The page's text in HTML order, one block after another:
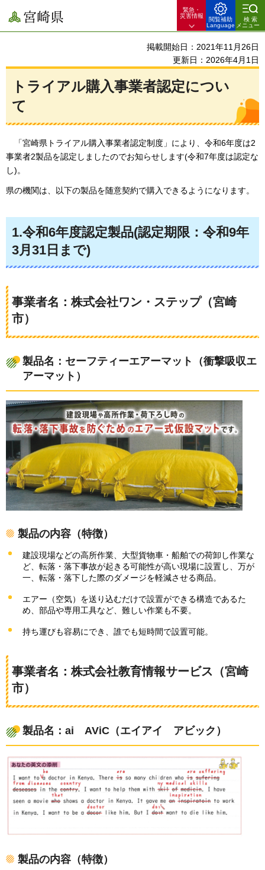
宮崎県
緊急・
災害情報
閲覧補助
Language
検索
メニュー
掲載開始日：2021年11月26日
更新日：2026年4月1日
トライアル購入事業者認定につい
て
「宮崎県トライアル購入事業者認定制度」により、令和6年度は2
事業者2製品を認定しましたのでお知らせします(令和7年度は認定な
し)。
県の機関は、以下の製品を随意契約で購入できるようになります。
1.令和6年度認定製品(認定期限：令和9年
3月31日まで)
事業者名：株式会社ワン・ステップ（宮崎
市）
製品名：セーフティーエアーマット（衝撃吸収エ
アーマット）
製品の内容（特徴）
建設現場などの高所作業、大型貨物車・船舶での荷卸し作業な
ど、転落・落下事故が起きる可能性が高い現場に設置し、万が
一、転落・落下した際のダメージを軽減させる商品。
エアー（空気）を送り込むだけで設置ができる構造であるた
め、部品や専用工具など、難しい作業も不要。
持ち運びも容易にでき、誰でも短時間で設置可能。
事業者名：株式会社教育情報サービス（宮崎
市）
製品名：ai AViC（エイアイ アビック）
製品の内容（特徴）